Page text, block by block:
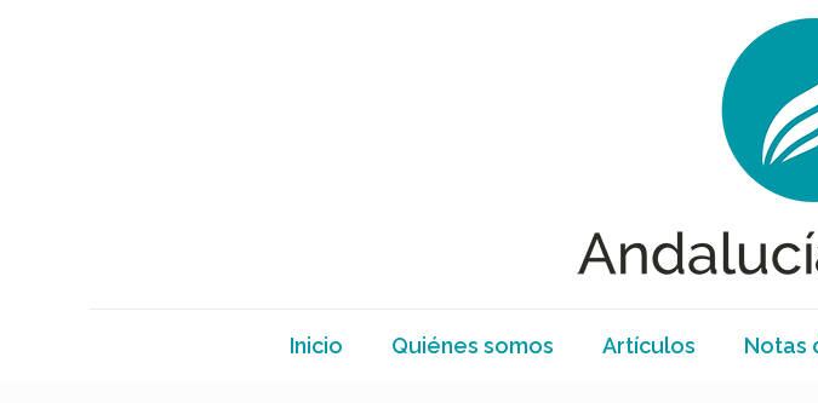
Inicio Quiénes somos Artículos Notas